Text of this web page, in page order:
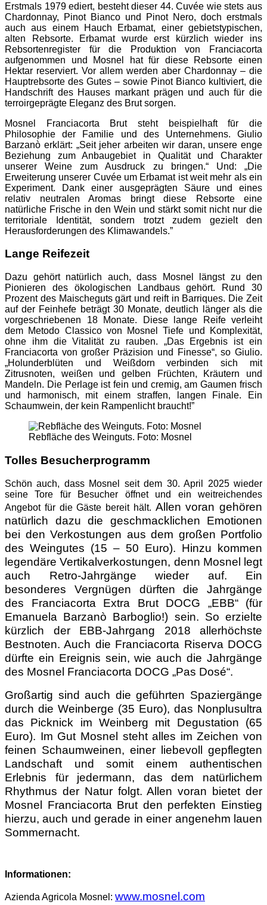
Erstmals 1979 ediert, besteht dieser 44. Cuvée wie stets aus
Chardonnay, Pinot Bianco und Pinot Nero, doch erstmals
auch aus einem Hauch Erbamat, einer gebietstypischen,
alten Rebsorte. Erbamat wurde erst kürzlich wieder ins
Rebsortenregister für die Produktion von Franciacorta
aufgenommen und Mosnel hat für diese Rebsorte einen
Hektar reserviert. Vor allem werden aber Chardonnay – die
Hauptrebsorte des Gutes – sowie Pinot Bianco kultiviert, die
Handschrift des Hauses markant prägen und auch für die
terroirgeprägte Eleganz des Brut sorgen.
Mosnel Franciacorta Brut steht beispielhaft fūr die
Philosophie der Familie und des Unternehmens. Giulio
Barzanò erklärt: „Seit jeher arbeiten wir daran, unsere enge
Beziehung zum Anbaugebiet in Qualität und Charakter
unserer Weine zum Ausdruck zu bringen.“ Und: „Die
Erweiterung unserer Cuvée um Erbamat ist weit mehr als ein
Experiment. Dank einer ausgeprägten Säure und eines
relativ neutralen Aromas bringt diese Rebsorte eine
natürliche Frische in den Wein und stärkt somit nicht nur die
territoriale Identität, sondern trotzt zudem gezielt den
Herausforderungen des Klimawandels.”
Lange Reifezeit
Dazu gehört natürlich auch, dass Mosnel längst zu den
Pionieren des ökologischen Landbaus gehört. Rund 30
Prozent des Maischeguts gärt und reift in Barriques. Die Zeit
auf der Feinhefe beträgt 30 Monate, deutlich länger als die
vorgeschriebenen 18 Monate. Diese lange Reife verleiht
dem Metodo Classico von Mosnel Tiefe und Komplexität,
ohne ihm die Vitalität zu rauben. „Das Ergebnis ist ein
Franciacorta von großer Präzision und Finesse“, so Giulio.
„Holunderblüten und Weißdorn verbinden sich mit
Zitrusnoten, weißen und gelben Früchten, Kräutern und
Mandeln. Die Perlage ist fein und cremig, am Gaumen frisch
und harmonisch, mit einem straffen, langen Finale. Ein
Schaumwein, der kein Rampenlicht braucht!”
Rebfläche des Weinguts. Foto: Mosnel
Tolles Besucherprogramm
Schön auch, dass Mosnel seit dem 30. April 2025 wieder
seine Tore für Besucher öffnet und ein weitreichendes
Angebot für die Gäste bereit hält. Allen voran gehören
natürlich dazu die geschmacklichen Emotionen
bei den Verkostungen aus dem großen Portfolio
des Weingutes (15 – 50 Euro). Hinzu kommen
legendäre Vertikalverkostungen, denn Mosnel legt
auch Retro-Jahrgänge wieder auf. Ein
besonderes Vergnügen dürften die Jahrgänge
des Franciacorta Extra Brut DOCG „EBB“ (für
Emanuela Barzanò Barboglio!) sein. So erzielte
kürzlich der EBB-Jahrgang 2018 allerhöchste
Bestnoten. Auch die Franciacorta Riserva DOCG
dürfte ein Ereignis sein, wie auch die Jahrgänge
des Mosnel Franciacorta DOCG „Pas Dosé“.
Großartig sind auch die geführten Spaziergänge
durch die Weinberge (35 Euro), das Nonplusultra
das Picknick im Weinberg mit Degustation (65
Euro). Im Gut Mosnel steht alles im Zeichen von
feinen Schaumweinen, einer liebevoll gepflegten
Landschaft und somit einem authentischen
Erlebnis für jedermann, das dem natürlichem
Rhythmus der Natur folgt. Allen voran bietet der
Mosnel Franciacorta Brut den perfekten Einstieg
hierzu, auch und gerade in einer angenehm lauen
Sommernacht.
Informationen:
Azienda Agricola Mosnel: www.mosnel.com